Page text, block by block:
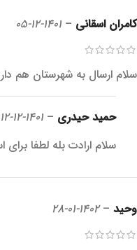
کامران اسقانی –
1401-12-05
سلام ارسال به شهرستان هم
حمید حیدری –
1401-12-12
سلام ارادت بله لطفا
وحید –
1402-01-28